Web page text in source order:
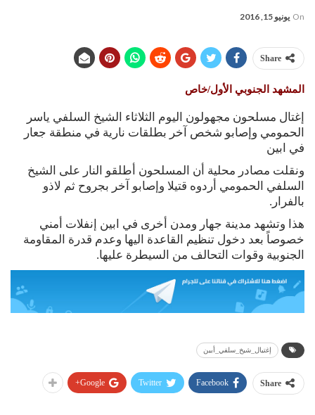
On يونيو 15, 2016
Share
المشهد الجنوبي الأول/خاص
إغتال مسلحون مجهولون اليوم الثلاثاء الشيخ السلفي ياسر
الحمومي وإصابو شخص آخر بطلقات نارية في منطقة جعار
في ابين
ونقلت مصادر محلية أن المسلحون أطلقو النار على الشيخ
السلفي الحمومي أردوه قتيلا وإصابو آخر بجروح ثم لاذو
بالفرار.
هذا وتشهد مدينة جهار ومدن أخرى في ابين إنفلات أمني
خصوصاً بعد دخول تنظيم القاعدة اليها وعدم قدرة المقاومة
الجنوبية وقوات التحالف من السيطرة عليها.
إغتيال_شيخ_سلفي_أبين
Share
Facebook
Twitter
Google+